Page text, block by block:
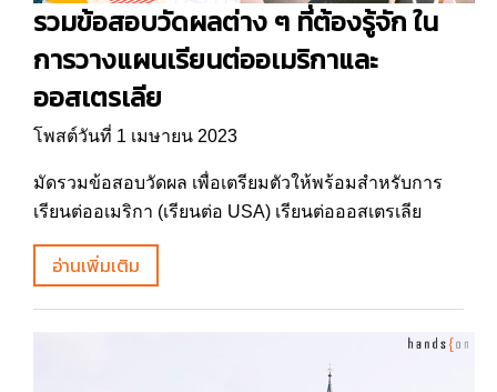
รวมข้อสอบวัดผลต่าง ๆ ที่ต้องรู้จัก ใน
การวางแผนเรียนต่ออเมริกาและ
ออสเตรเลีย
โพสต์วันที่ 1 เมษายน 2023
มัดรวมข้อสอบวัดผล เพื่อเตรียมตัวให้พร้อมสำหรับการ
เรียนต่ออเมริกา (เรียนต่อ USA) เรียนต่อออสเตรเลีย
อ่านเพิ่มเติม